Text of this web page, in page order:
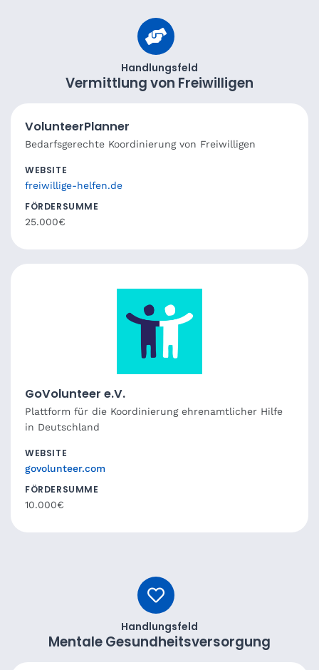
Handlungsfeld
Vermittlung von Freiwilligen
VolunteerPlanner
Bedarfsgerechte Koordinierung von Freiwilligen
WEBSITE
freiwillige-helfen.de
FÖRDERSUMME
25.000€
GoVolunteer e.V.
Plattform für die Koordinierung ehrenamtlicher Hilfe
in Deutschland
WEBSITE
govolunteer.com
FÖRDERSUMME
10.000€
Handlungsfeld
Mentale Gesundheitsversorgung